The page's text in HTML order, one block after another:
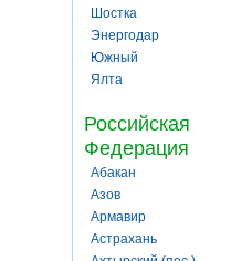
Шостка
Энергодар
Южный
Ялта
Российская
Федерация
Абакан
Азов
Армавир
Астрахань